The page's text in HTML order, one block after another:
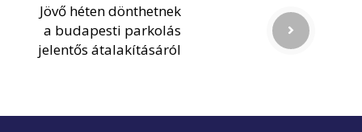
Jövő héten dönthetnek
a budapesti parkolás
jelentős átalakításáról